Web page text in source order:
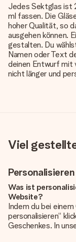
Jedes Sektglas ist
ml fassen. Die
hoher Qualität, so
ausgehen können.
gestalten. Du
Namen oder Text
deinen Entwurf mit
nicht länger und
Viel
Was ist
Website?
Indem du bei
personalisieren“
Geschenkes. In